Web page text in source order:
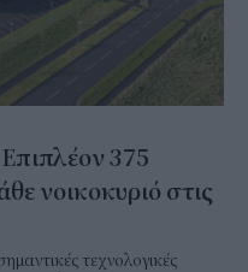
375
νοικοκυριό στις
τεχνολογικές